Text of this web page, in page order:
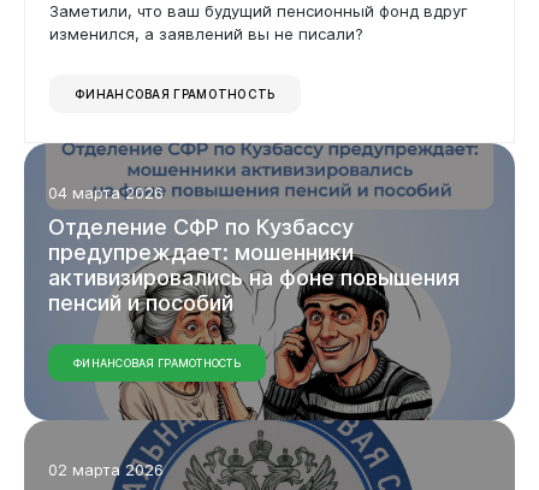
Администрация
Заметили, что ваш будущий пенсионный фонд вдруг
изменился, а заявлений вы не писали?
ФИНАНСОВАЯ ГРАМОТНОСТЬ
04 марта 2026
Отделение СФР по Кузбассу
предупреждает: мошенники
активизировалисьна фонеповышения
пенсий ипособий
ФИНАНСОВАЯ ГРАМОТНОСТЬ
02 марта 2026